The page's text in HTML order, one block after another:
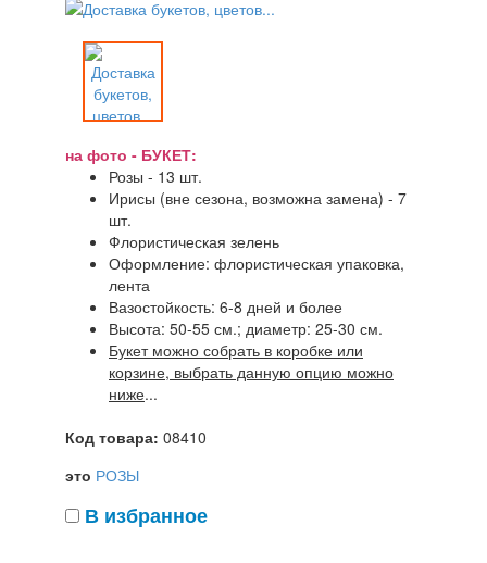
на фото - БУКЕТ:
Розы - 13 шт.
Ирисы (вне сезона, возможна замена) - 7
шт.
Флористическая зелень
Оформление: флористическая упаковка,
лента
Вазостойкость: 6-8 дней и более
Высота: 50-55 см.; диаметр: 25-30 см.
Букет можно собрать в коробке или
корзине, выбрать данную опцию можно
ниже...
Код товара: 08410
это РОЗЫ
В избранное